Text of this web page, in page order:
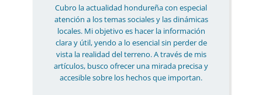
Cubro la actualidad hondureña con especial
atención a los temas sociales y las dinámicas
locales. Mi objetivo es hacer la información
clara y útil, yendo a lo esencial sin perder de
vista la realidad del terreno. A través de mis
artículos, busco ofrecer una mirada precisa y
accesible sobre los hechos que importan.